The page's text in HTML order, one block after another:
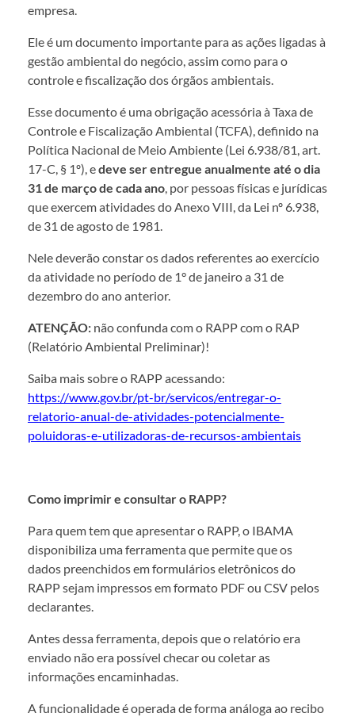
empresa.
Ele é um documento importante para as ações ligadas à
gestão ambiental do negócio, assim como para o
controle e fiscalização dos órgãos ambientais.
Esse documento é uma obrigação acessória à Taxa de
Controle e Fiscalização Ambiental (TCFA), definido na
Política Nacional de Meio Ambiente (Lei 6.938/81, art.
17-C, § 1º), edeve ser entregue anualmente até o dia
31 de março de cada ano, por pessoas físicas e jurídicas
que exercem atividades do Anexo VIII, da Lei nº 6.938,
de 31 de agosto de 1981.
Nele deverão constar os dados referentes ao exercício
da atividade no período de 1° de janeiro a 31 de
dezembro do ano anterior.
ATENÇÃO: não confunda com o RAPP com o RAP
(Relatório Ambiental Preliminar)!
Saiba mais sobre o RAPP acessando:
https://www.gov.br/pt-br/servicos/entregar-o-
relatorio-anual-de-atividades-potencialmente-
poluidoras-e-utilizadoras-de-recursos-ambientais
Como imprimir e consultar o RAPP?
Para quem tem que apresentar o RAPP, o IBAMA
disponibiliza uma ferramenta que permite que os
dados preenchidos em formulários eletrônicos do
RAPP sejam impressos em formato PDF ou CSV pelos
declarantes.
Antes dessa ferramenta, depois que o relatório era
enviado não era possível checar ou coletar as
informações encaminhadas.
A funcionalidade é operada de forma análoga ao recibo